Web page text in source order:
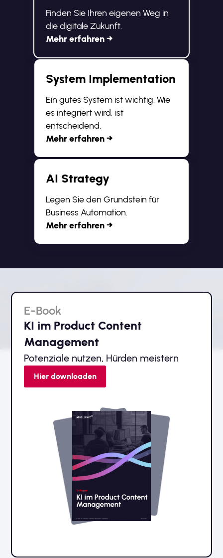
Finden Sie Ihren eigenen Weg in
die digitale Zukunft.
Mehr erfahren →
System Implementation
Ein gutes System ist wichtig. Wie
es integriert wird, ist
entscheidend.
Mehr erfahren →
AI Strategy
Legen Sie den Grundstein für
Business Automation.
Mehr erfahren →
E-Book
KI im Product Content
Management
Potenziale nutzen, Hürden meistern
Hier downloaden